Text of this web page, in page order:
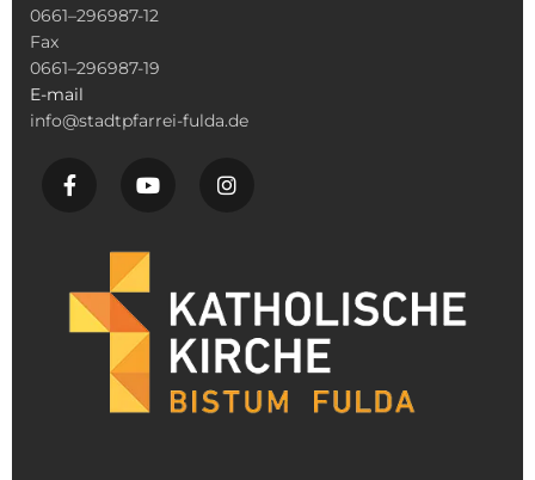
0661–296987-12
Fax
0661–296987-19
E-mail
info@stadtpfarrei-fulda.de